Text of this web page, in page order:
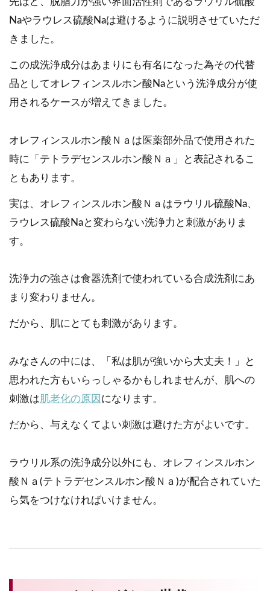
Naやラウレス硫酸Naは避けるように説明させていただ
きました。
この成洗浄成分はあまりにも有名になった為その代替
品としてオレフィンスルホン酸Naという洗浄成分が使
用されるケースが増えてきました。
オレフィンスルホン酸Ｎａは医薬部外品で使用された
時に「テトラデセンスルホン酸Ｎａ」と表記されるこ
ともあります。
実は、オレフィンスルホン酸Ｎａはラウリル硫酸Na、
ラウレス硫酸Naと変わらない洗浄力と刺激がありま
す。
洗浄力の強さは食器洗剤で使われている合成洗剤にあ
まり変わりません。
だから、肌にとても刺激があります。
みなさんの中には、「私は肌が強いから大丈夫！」と
思われた方もいらっしゃるかもしれませんが、肌への
刺激は 肌老化の原因 になります。
だから、与えなくてよい刺激は避けた方がよいです。
ラウリル系の洗浄成分以外にも、オレフィンスルホン
酸Ｎａ(テトラデセンスルホン酸Ｎａ)が配合されていた
ら気をつけなければいけません。